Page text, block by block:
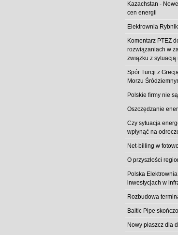
Kazachstan -
cen energii
Elektrownia
Komentarz PTEZ
rozwiązaniach w
związku z
Spór Turcji z
Morzu
Polskie firmy nie
Oszczędzanie
Czy sytuacja
wpłynąć na
Net-billing w
O przyszłości
Polska
inwestycjach w
Rozbudowa
Baltic Pipe
Nowy płaszcz dla